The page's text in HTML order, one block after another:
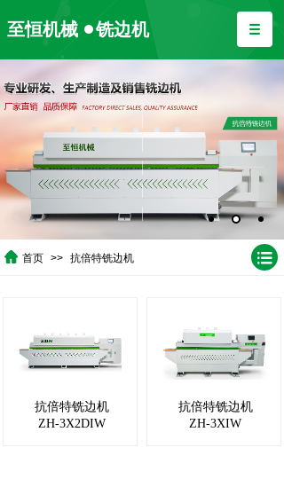
至恒机械 铣边机
首页 >> 抗倍特铣边机
抗倍特铣边机
ZH-3X2DIW
抗倍特铣边机
ZH-3XIW